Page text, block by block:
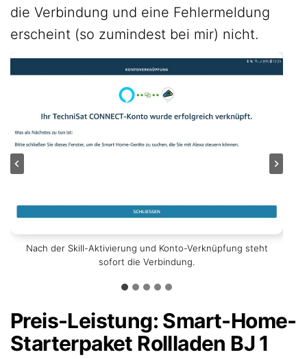
die Verbindung und eine Fehlermeldung
erscheint (so zumindest bei mir) nicht.
Nach der Skill-Aktivierung und Konto-Verknüpfung steht
sofort die Verbindung.
Die Rollladenschalter werden gesucht und gefunden.
Gelistet werden sie allerdings nur unter „sonstiges“.
Die eingestellte Höhe nennt sich daher auch „Energienivau“.
Routinen können ebenso einfach und umfangreich wie in
der App von techniSat erstellt werden.
Preis-Leistung: Smart-Home-
Starterpaket Rollladen BJ 1